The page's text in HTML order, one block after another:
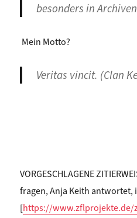
besonders in
Mein Motto?
Veritas vincit. (Clan
VORGESCHLAGENE
fragen, Anja Keith antwortet,
[https://